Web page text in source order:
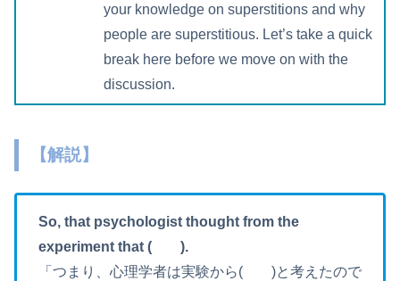
your knowledge on superstitions and why
people are superstitious. Let’s take a quick
break here before we move on with the
discussion.
【解説】
So, that psychologist thought from the
experiment that ( ).
「つまり、心理学者は実験から( )と考えたので